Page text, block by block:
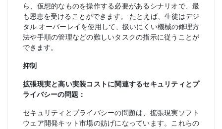
ら、仮想的なものを操作する必要があるシナリオで、最
も恩恵を受けることができます。 たとえば、生徒はデジ
タル オーバーレイを使用して、扱いにくい機械の修理方
法や手順の管理などの難しいタスクの指示に従うことが
できます。
抑制
拡張現実と高い実装コストに関連するセキュリティとプ
ライバシーの問題：
セキュリティとプライバシーの問題は、拡張現実ソフト
ウェア開発キット市場の妨げになっています。これらの